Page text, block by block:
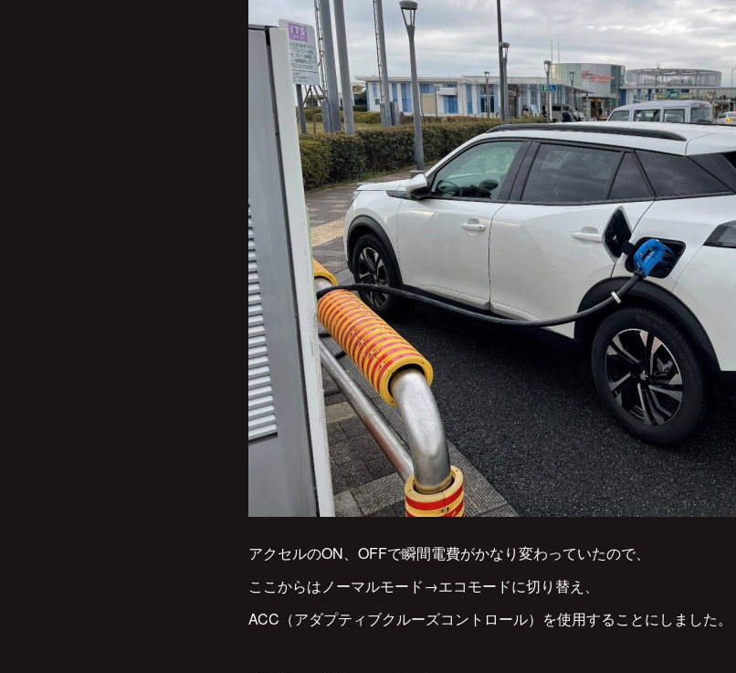
アクセルのON、OFFで瞬間電費がかなり変わっていたので、
ここからはノーマルモード→エコモードに切り替え、
ACC（アダプティブクルーズコントロール）を使用することにしました。